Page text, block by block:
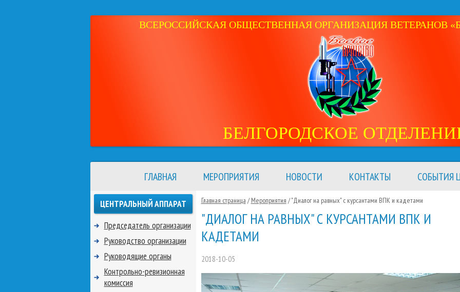
ВСЕРОССИЙСКАЯ ОБЩЕСТВЕННАЯ ОРГАНИЗАЦИЯ ВЕТЕРАНОВ
БЕЛГОРОДСКОЕ
ГЛАВНАЯ МЕРОПРИЯТИЯ НОВОСТИ КОНТАКТЫ СОБЫТИЯ
Главная страница /Мероприятия /"Диалог на равных" с курсантами ВПК и кадетами
"ДИАЛОГ НА РАВНЫХ" С КУРСАНТАМИ ВПК И
КАДЕТАМИ
2018-10-05
ЦЕНТРАЛЬНЫЙ АППАРАТ
Председатель организации
Руководство организации
Руководящие органы
Контрольно-ревизионная
комиссия